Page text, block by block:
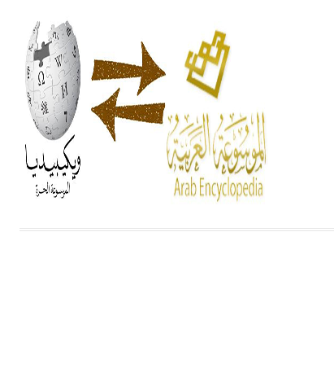
أربعة مؤلفات هي: الحكم، الأدلة، تنظيم
التغذية، ورسالته في جروح الرأس.
ويعود له الفضل بأنه حرر الطب من
الدين والفلسفة.
- هل تعلم أن المرجان إفراز حيواني
يتكون في البحر ويتركب من مادة
كربونات الكلسيوم، وهو أحمر أو شديد
الحمرة وهو أجود أنواعه، ويمتاز بكبر
الحجم ويسمى الش